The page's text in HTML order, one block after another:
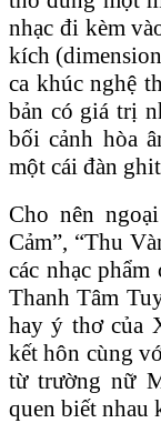
nhạc đi kèm
kích
ca khúc nghệ
bản có giá trị
bối cảnh hòa
một cái đàn
Cho nên
Cảm”, “Thu
các nhạc
Thanh Tâm
hay ý thơ của
kết hôn cùng
từ trường nữ
quen biết nhau